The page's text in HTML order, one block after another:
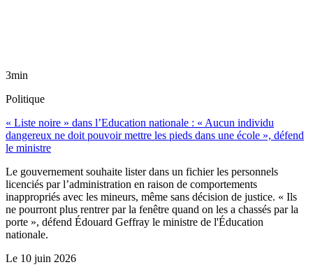
3min
Politique
« Liste noire » dans l’Education nationale : « Aucun individu
dangereux ne doit pouvoir mettre les pieds dans une école », défend
le ministre
Le gouvernement souhaite lister dans un fichier les personnels
licenciés par l’administration en raison de comportements
inappropriés avec les mineurs, même sans décision de justice. « Ils
ne pourront plus rentrer par la fenêtre quand on les a chassés par la
porte », défend Édouard Geffray le ministre de l'Éducation
nationale.
Le 10 juin 2026